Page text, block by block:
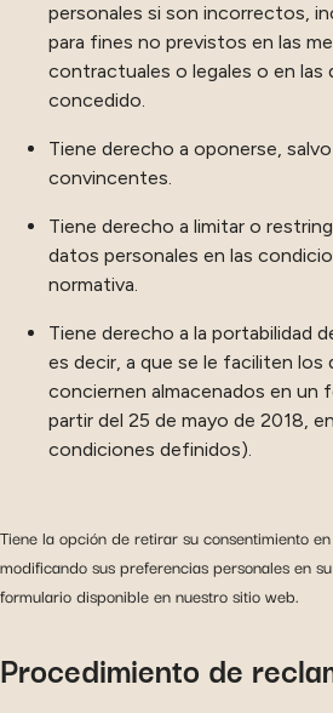
personales si son incorrectos,
para fines no previstos en las
contractuales o legales o en las
concedido.
Tiene derecho a oponerse,
convincentes.
Tiene derecho a limitar o
datos personales en las
normativa.
Tiene derecho a la portabilidad
es decir, a que se le faciliten los
conciernen almacenados en un
partir del 25 de mayo de 2018,
condiciones definidos).
Tiene la opción de retirar su consentimiento
modificando sus preferencias personales en
formulario disponible en nuestro sitio web.
Procedimiento de